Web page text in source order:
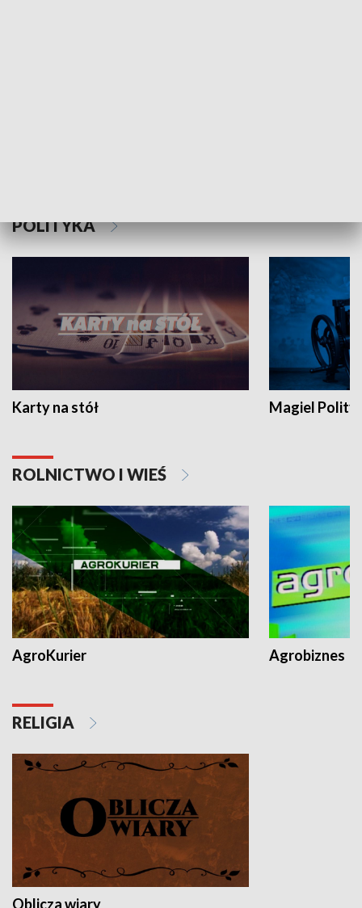
POLITYKA
Karty na stół Magiel
ROLNICTWO I WIEŚ
AgroKurier Agrobiznes
RELIGIA
Oblicza wiary